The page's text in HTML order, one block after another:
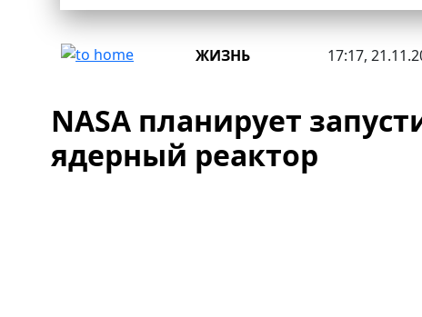
ЖИЗНЬ 17:17,
NASA планирует
ядерный реактор